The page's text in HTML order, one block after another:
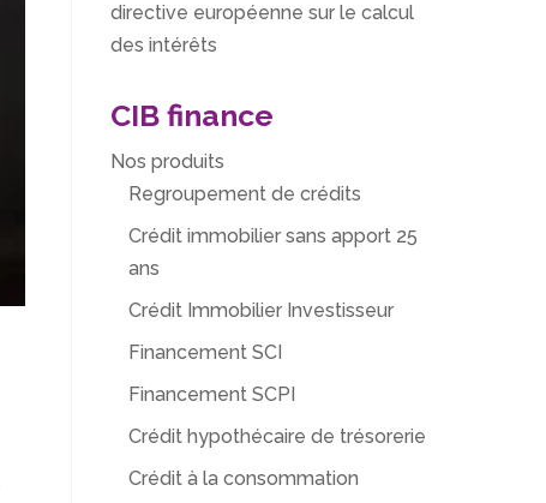
directive européenne sur le calcul
des intérêts
CIB finance
Nos produits
Regroupement de crédits
Crédit immobilier sans apport 25
ans
Crédit Immobilier Investisseur
Financement SCI
Financement SCPI
Crédit hypothécaire de trésorerie
Crédit à la consommation